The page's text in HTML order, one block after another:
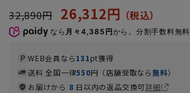
32,890円
26,312円
なら 月々4,385円から。分割手数料無料
WEB会員なら131pt獲得
送料 全国一律550円（店舗受取なら無料）
お届けから 8 日以内の返品交換可詳細